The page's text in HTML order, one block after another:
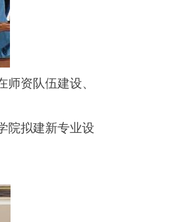
资队伍建设、
院拟建新专业设